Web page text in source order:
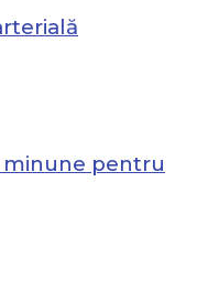
minune pentru